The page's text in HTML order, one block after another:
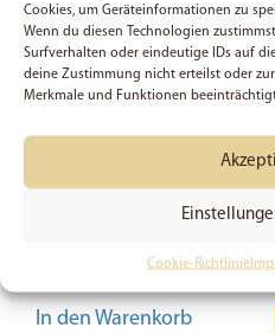
Cookies, um Geräteinformationen zu
Wenn du diesen Technologien
Surfverhalten oder eindeutige IDs auf
deine Zustimmung nicht erteilst oder
Merkmale und Funktionen
Cookie-Richtlinie
Christlicher
Wochenplaner | A4 | 50
Gebetsanliegen | Stille
In den Warenkorb